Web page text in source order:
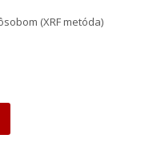
(XRF metóda)